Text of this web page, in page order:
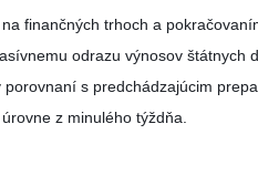
finančných trhoch a
odrazu výnosov štátnych
porovnaní s predchádzajúcim
z minulého týždňa.